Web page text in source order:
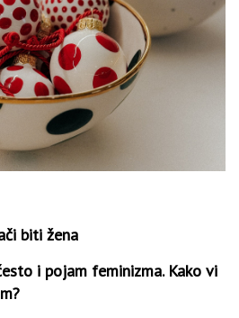
biti žena
i pojam feminizma. Kako vi